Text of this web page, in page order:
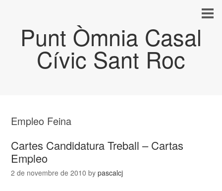
Punt Òmnia Casal
Cívic Sant Roc
Empleo Feina
Cartes Candidatura Treball – Cartas
Empleo
2 de novembre de 2010 bypascalcj